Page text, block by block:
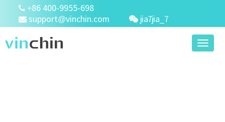
+86 400-9955-698
support@vinchin.com
jia7jia_7